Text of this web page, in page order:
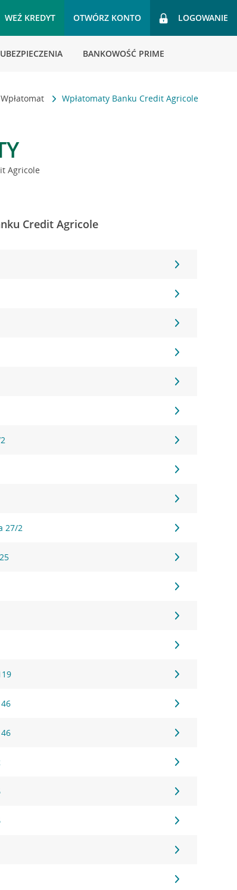
WEŹ KREDYT OTWÓRZ KONTO LOGOWANIE
UBEZPIECZENIA BANKOWOŚĆ PRIME
Wpłatomat Wpłatomaty Banku Credit Agricole
Agricole
Credit Agricole
27/2